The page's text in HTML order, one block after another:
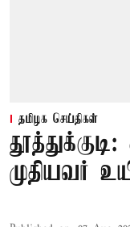
தமிழக செய்திகள்
முதியவர்